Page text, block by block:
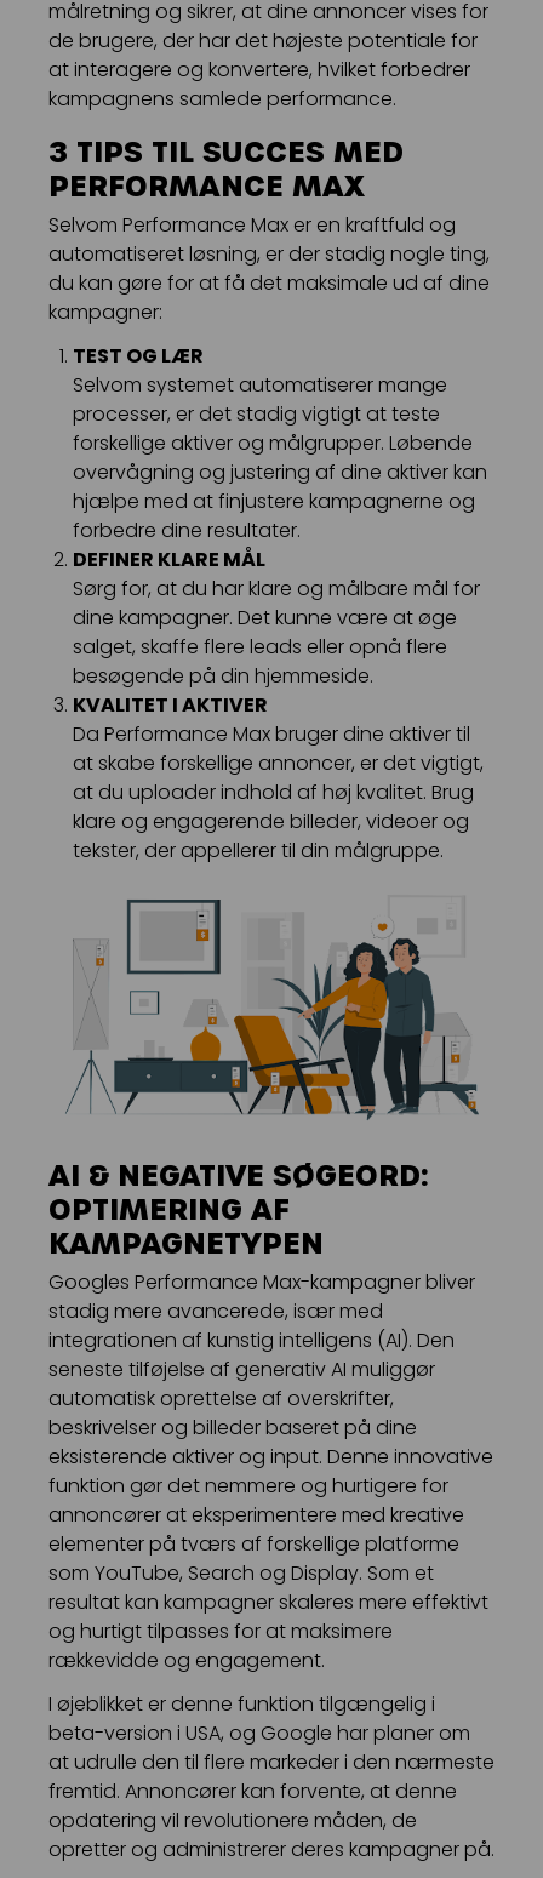
målretning og sikrer, at dine annoncer vises for
de brugere, der har det højeste potentiale for
at interagere og konvertere, hvilket forbedrer
kampagnens samlede performance.
3 TIPS TIL SUCCES MED
PERFORMANCE MAX
Selvom Performance Max er en kraftfuld og
automatiseret løsning, er der stadig nogle ting,
du kan gøre for at få det maksimale ud af dine
kampagner:
TEST OG LÆR
Selvom systemet automatiserer mange
processer, er det stadig vigtigt at teste
forskellige aktiver og målgrupper. Løbende
overvågning og justering af dine aktiver kan
hjælpe med at finjustere kampagnerne og
forbedre dine resultater.
DEFINER KLARE MÅL
Sørg for, at du har klare og målbare mål for
dine kampagner. Det kunne være at øge
salget, skaffe flere leads eller opnå flere
besøgende på din hjemmeside.
KVALITET I AKTIVER
Da Performance Max bruger dine aktiver til
at skabe forskellige annoncer, er det vigtigt,
at du uploader indhold af høj kvalitet. Brug
klare og engagerende billeder, videoer og
tekster, der appellerer til din målgruppe.
AI & NEGATIVE SØGEORD:
OPTIMERING AF
KAMPAGNETYPEN
Googles Performance Max-kampagner bliver
stadig mere avancerede, især med
integrationen af kunstig intelligens (AI). Den
seneste tilføjelse af generativ AI muliggør
automatisk oprettelse af overskrifter,
beskrivelser og billeder baseret på dine
eksisterende aktiver og input. Denne innovative
funktion gør det nemmere og hurtigere for
annoncører at eksperimentere med kreative
elementer på tværs af forskellige platforme
som YouTube, Search og Display. Som et
resultat kan kampagner skaleres mere effektivt
og hurtigt tilpasses for at maksimere
rækkevidde og engagement.
I øjeblikket er denne funktion tilgængelig i
beta-version i USA, og Google har planer om
at udrulle den til flere markeder i den nærmeste
fremtid. Annoncører kan forvente, at denne
opdatering vil revolutionere måden, de
opretter og administrerer deres kampagner på.